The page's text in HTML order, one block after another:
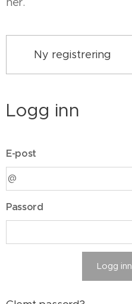
Ny registrering
Logg inn
E-post
Passord
Logg inn